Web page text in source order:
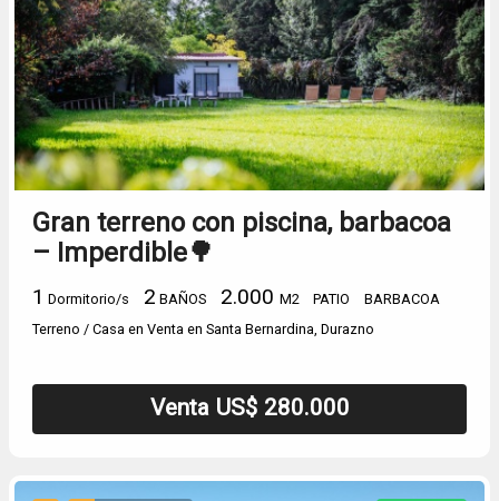
Gran terreno con piscina, barbacoa
– Imperdible🌳
1 Dormitorio/s 2 BAÑOS 2.000 M2 PATIO
BARBACOA
Terreno / Casa en Venta en Santa Bernardina, Durazno
Venta US$ 280.000